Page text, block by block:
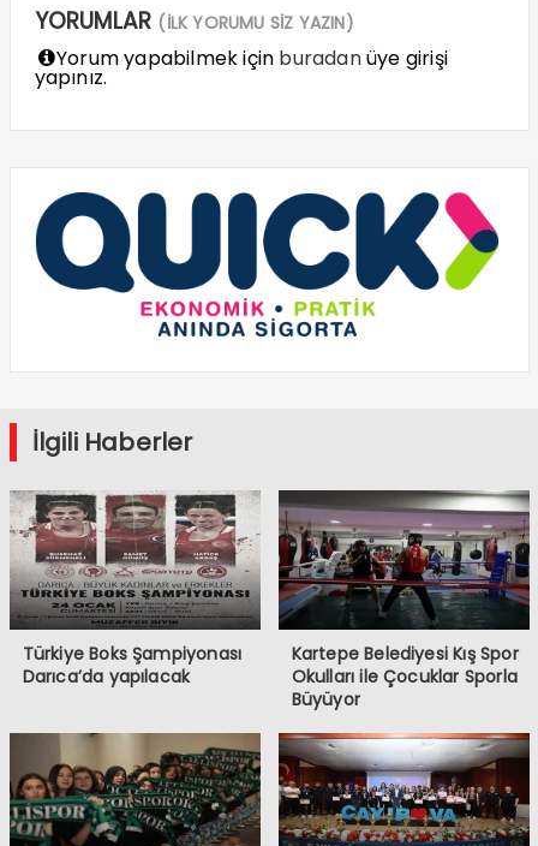
YORUMLAR (İLK YORUMU SİZ YAZIN)
Yorum yapabilmek için buradanüye girişi
yapınız.
İlgili Haberler
Türkiye Boks Şampiyonası
Darıca’da yapılacak
Kartepe Belediyesi Kış Spor
Okulları ile Çocuklar Sporla
Büyüyor